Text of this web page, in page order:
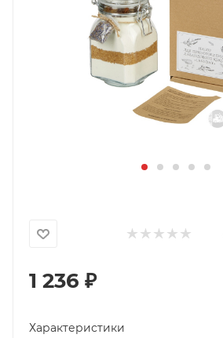
1 236 ₽
Характеристики